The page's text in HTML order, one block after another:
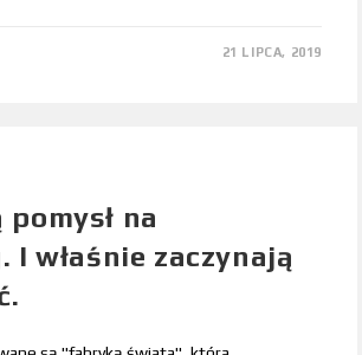
21 LIPCA, 2019
na
I właśnie zaczynają